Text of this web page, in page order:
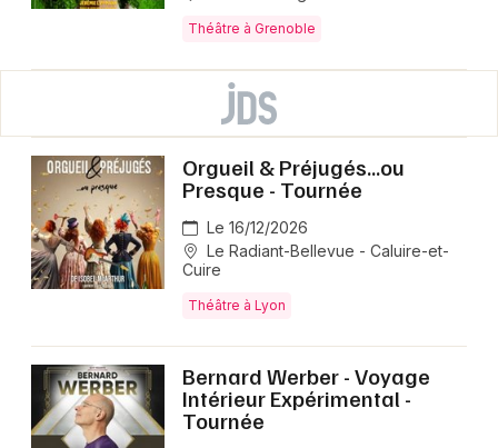
Théâtre à Grenoble
Orgueil & Préjugés...ou
Presque - Tournée
Le 16/12/2026
Le Radiant-Bellevue - Caluire-et-
Cuire
Théâtre à Lyon
Bernard Werber - Voyage
Intérieur Expérimental -
Tournée